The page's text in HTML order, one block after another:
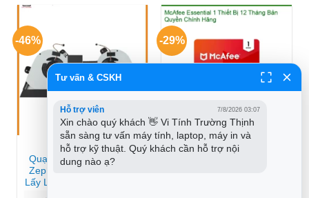
-46%
FAN LAPTOP ASUS
Quạt Laptop ASUS ROG
Zephyrus GX701 – Thay
Lấy Liền TPHCM Gần Đây
-29%
ANTIVIRUS BẢN QUYỀN
Tư vấn & CSKH
Hỗ trợ viên 7/8/2026 03:07
Xin chào quý khách 👋 Vi Tính Trường Thịnh
sẵn sàng tư vấn máy tính, laptop, máy in và
hỗ trợ kỹ thuật. Quý khách cần hỗ trợ nội
dung nào ạ?